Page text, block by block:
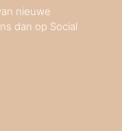
nieuwe
dan op Social